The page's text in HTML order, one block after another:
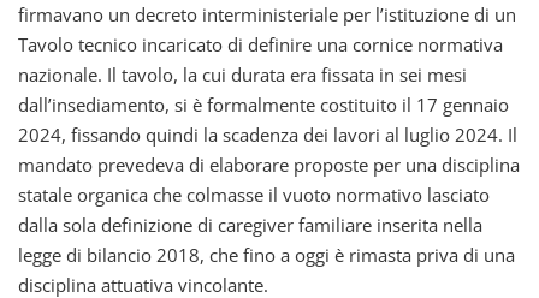
firmavano un decreto interministeriale per l’istituzione di un
Tavolo tecnico incaricato di definire una cornice normativa
nazionale. Il tavolo, la cui durata era fissata in sei mesi
dall’insediamento, si è formalmente costituito il 17 gennaio
2024, fissando quindi la scadenza dei lavori al luglio 2024. Il
mandato prevedeva di elaborare proposte per una disciplina
statale organica che colmasse il vuoto normativo lasciato
dalla sola definizione di caregiver familiare inserita nella
legge di bilancio 2018, che fino a oggi è rimasta priva di una
disciplina attuativa vincolante.